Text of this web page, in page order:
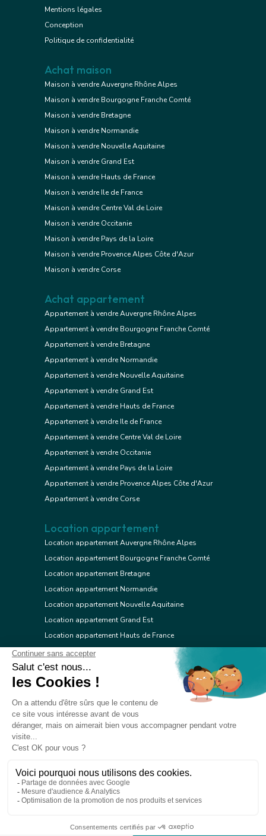
Mentions légales
Conception
Politique de confidentialité
© 2026 Réseau immobilier l'Adresse
Achat maison
Maison à vendre Auvergne Rhône Alpes
Maison à vendre Bourgogne Franche Comté
Maison à vendre Bretagne
Maison à vendre Normandie
Maison à vendre Nouvelle Aquitaine
Maison à vendre Grand Est
Maison à vendre Hauts de France
Maison à vendre Ile de France
Maison à vendre Centre Val de Loire
Maison à vendre Occitanie
Maison à vendre Pays de la Loire
Maison à vendre Provence Alpes Côte d'Azur
Maison à vendre Corse
Achat appartement
Appartement à vendre Auvergne Rhône Alpes
Appartement à vendre Bourgogne Franche Comté
Appartement à vendre Bretagne
Appartement à vendre Normandie
Appartement à vendre Nouvelle Aquitaine
Appartement à vendre Grand Est
Appartement à vendre Hauts de France
Appartement à vendre Ile de France
Appartement à vendre Centre Val de Loire
Appartement à vendre Occitanie
Appartement à vendre Pays de la Loire
Appartement à vendre Provence Alpes Côte d'Azur
Appartement à vendre Corse
Location appartement
Location appartement Auvergne Rhône Alpes
Location appartement Bourgogne Franche Comté
Location appartement Bretagne
Location appartement Normandie
Location appartement Nouvelle Aquitaine
Location appartement Grand Est
Location appartement Hauts de France
Location appartement Ile de France
Location appartement Centre Val de Loire
Location appartement Occitanie
Location appartement Pays de la Loire
Location appartement Provence Alpes Côte d'Azur
Location appartement Corse